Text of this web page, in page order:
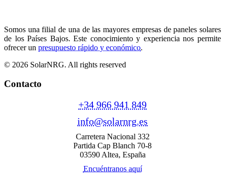
Somos una filial de una de las mayores empresas de paneles solares
de los Países Bajos. Este conocimiento y experiencia nos permite
ofrecer un presupuesto rápido y económico.
© 2026 SolarNRG. All rights reserved
Contacto
+34 966 941 849
info@solarnrg.es
Carretera Nacional 332
Partida Cap Blanch 70-8
03590 Altea, España
Encuéntranos aquí